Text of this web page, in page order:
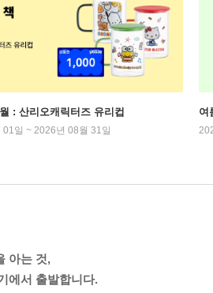
: 산리오캐릭터즈 유리컵
일 ~ 2026년 08월 31일
여
아는 것,
에서 출발합니다.